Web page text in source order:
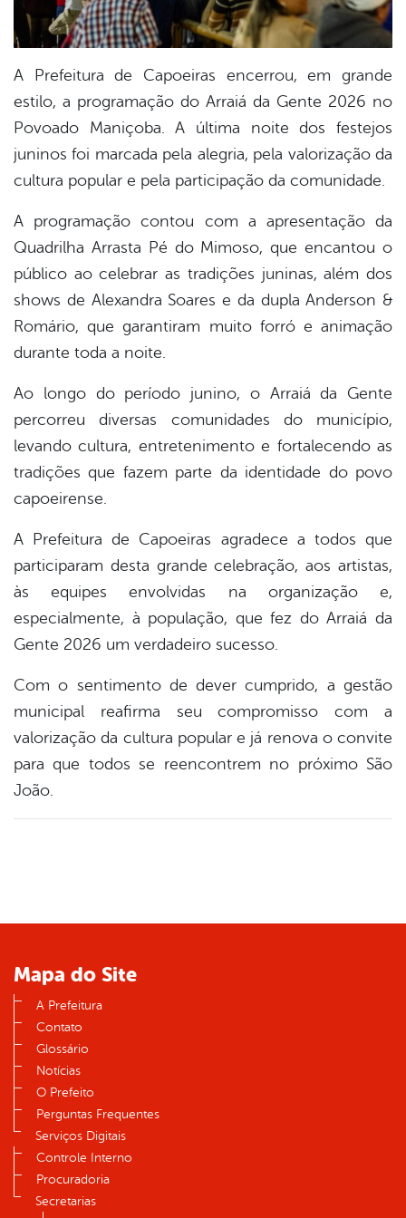
A Prefeitura de Capoeiras encerrou, em grande
estilo, a programação do Arraiá da Gente 2026 no
Povoado Maniçoba. A última noite dos festejos
juninos foi marcada pela alegria, pela valorização da
cultura popular e pela participação da comunidade.
A programação contou com a apresentação da
Quadrilha Arrasta Pé do Mimoso, que encantou o
público ao celebrar as tradições juninas, além dos
shows de Alexandra Soares e da dupla Anderson &
Romário, que garantiram muito forró e animação
durante toda a noite.
Ao longo do período junino, o Arraiá da Gente
percorreu diversas comunidades do município,
levando cultura, entretenimento e fortalecendo as
tradições que fazem parte da identidade do povo
capoeirense.
A Prefeitura de Capoeiras agradece a todos que
participaram desta grande celebração, aos artistas,
às equipes envolvidas na organização e,
especialmente, à população, que fez do Arraiá da
Gente 2026 um verdadeiro sucesso.
Com o sentimento de dever cumprido, a gestão
municipal reafirma seu compromisso com a
valorização da cultura popular e já renova o convite
para que todos se reencontrem no próximo São
João.
Mapa do Site
A Prefeitura
Contato
Glossário
Notícias
O Prefeito
Perguntas Frequentes
Serviços Digitais
Controle Interno
Procuradoria
Secretarias